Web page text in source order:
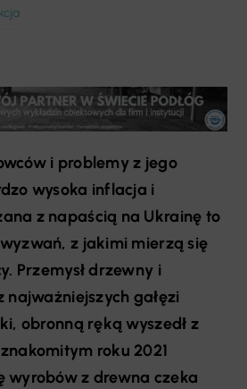
i problemy z jego
wysoka inflacja i
z napaścią na Ukrainę to
z jakimi mierzą się
Przemysł drzewny i
gałęzi
obronną ręką wyszedł z
roku 2021
wyrobów z drewna czeka